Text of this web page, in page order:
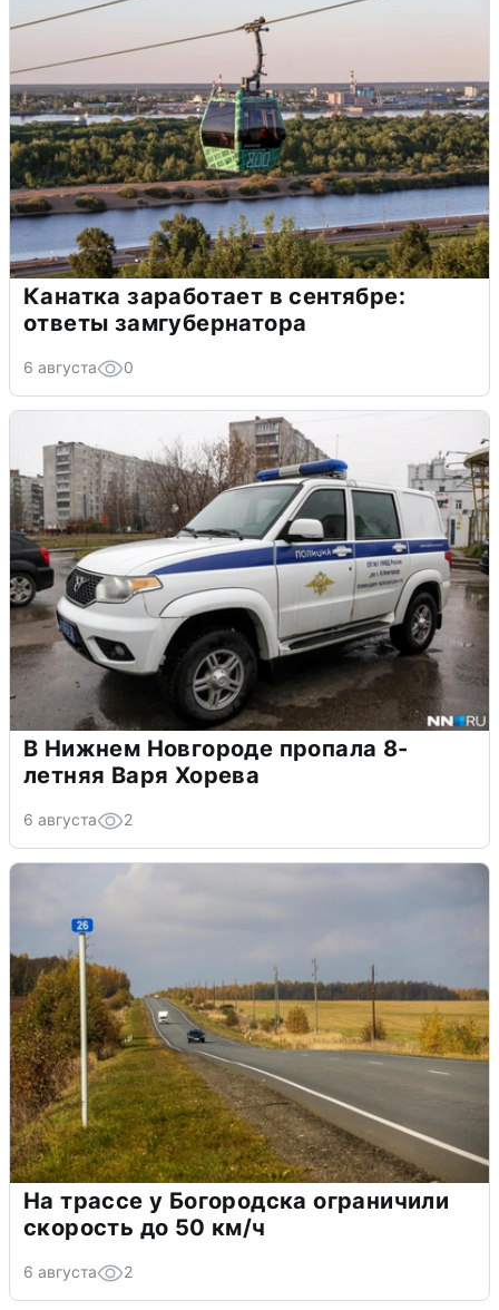
Канатка заработает в сентябре:
ответы замгубернатора
6 августа 0
В Нижнем Новгороде пропала 8-
летняя Варя Хорева
6 августа 2
На трассе у Богородска ограничили
скорость до 50 км/ч
6 августа 2